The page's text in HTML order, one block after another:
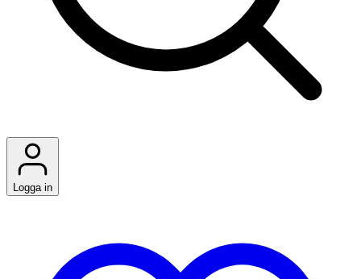
Logga in